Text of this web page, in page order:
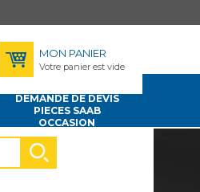
MON PANIER
Votre panier est vide
DEMANDE DE DEVIS
PIECES SAAB
OCCASION